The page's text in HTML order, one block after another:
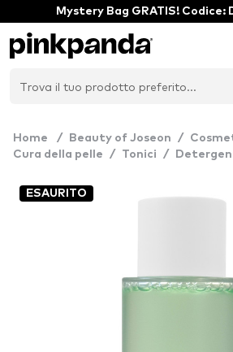
Mystery Bag GRATIS! Codice:
Home / Beauty of Joseon /
Cura della pelle
/ Tonici /
ESAURITO